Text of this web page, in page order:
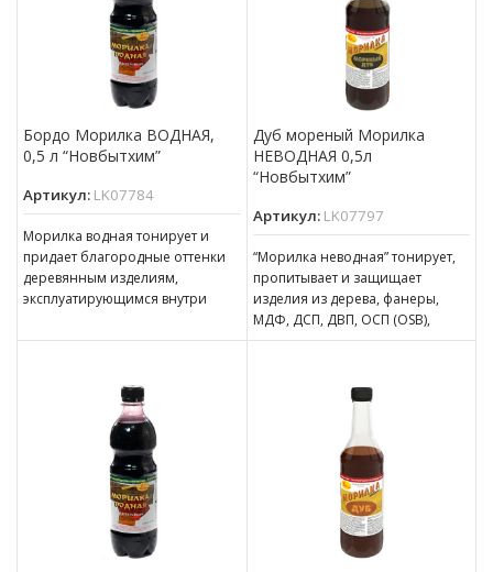
Бордо Морилка ВОДНАЯ,
0,5 л “Новбытхим”
Артикул: LK07784
Морилка водная тонирует и
придает благородные оттенки
деревянным изделиям,
эксплуатирующимся внутри
использоваться для наружных
Дуб мореный Морилка
НЕВОДНАЯ 0,5л
“Новбытхим”
Артикул: LK07797
“Морилка неводная” тонирует,
пропитывает и защищает
изделия из дерева, фанеры,
МДФ, ДСП, ДВП, ОСП (OSB),
эксплуатирующиеся в